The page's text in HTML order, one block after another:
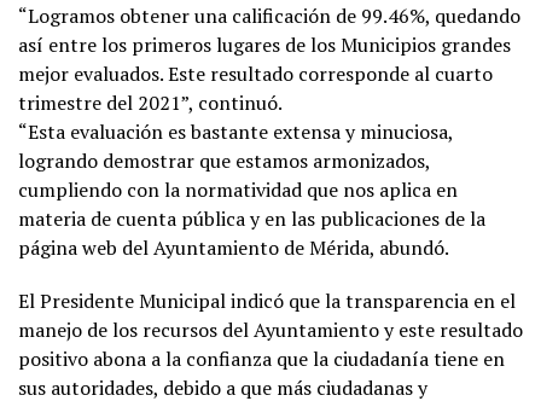
“Logramos obtener una calificación de 99.46%, quedando
así entre los primeros lugares de los Municipios grandes
mejor evaluados. Este resultado corresponde al cuarto
trimestre del 2021”, continuó.
“Esta evaluación es bastante extensa y minuciosa,
logrando demostrar que estamos armonizados,
cumpliendo con la normatividad que nos aplica en
materia de cuenta pública y en las publicaciones de la
página web del Ayuntamiento de Mérida, abundó.
El Presidente Municipal indicó que la transparencia en el
manejo de los recursos del Ayuntamiento y este resultado
positivo abona a la confianza que la ciudadanía tiene en
sus autoridades, debido a que más ciudadanas y